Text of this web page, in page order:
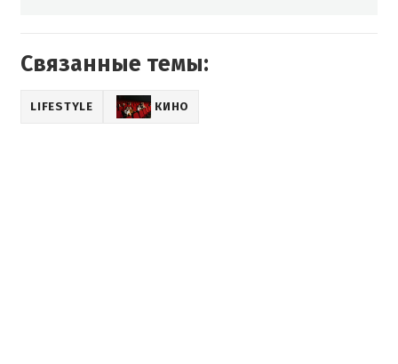
Связанные темы:
LIFESTYLE КИНО